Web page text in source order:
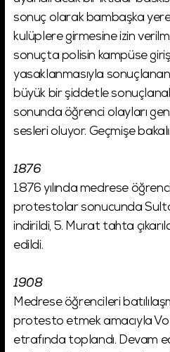
sonuç olarak bambaşka yere
kulüplere girmesine izin
sonuçta polisin kampüse
yasaklanmasıyla
büyük bir şiddetle
sonunda öğrenci olayları
sesleri oluyor. Geçmişe
1876
1876 yılında medrese
protestolar sonucunda
indirildi, 5. Murat tahta
edildi.
1908
Medrese öğrencileri
protesto etmek amacıyla
etrafında toplandı. Devam